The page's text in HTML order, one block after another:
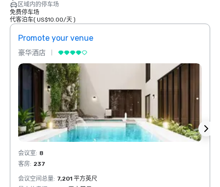
区域内的停车场
免费停车场
代客泊车( US$10.00/天)
Promote your venue
豪华酒店
会议室: 8
客房: 237
会议空间总量: 7,201 平方英尺